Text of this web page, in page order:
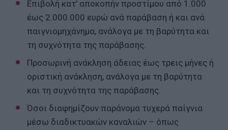
Επιβολή κατ’ αποκοπήν προστίμου από 1.000
έως 2.000.000 ευρώ ανά παράβαση ή και ανά
παιγνιομηχάνημα, ανάλογα με τη βαρύτητα και
τη συχνότητα της παράβασης.
Προσωρινή ανάκληση άδειας έως τρεις μήνες ή
οριστική ανάκληση, ανάλογα με τη βαρύτητα
και τη συχνότητα της παράβασης.
Όσοι διαφημίζουν παράνομα τυχερά παίγνια
μέσω διαδικτυακών καναλιών – όπως